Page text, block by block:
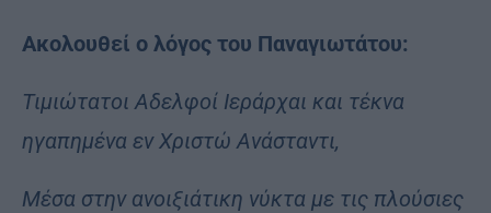
Ακολουθεί ο λόγος του Παναγιωτάτου:
Τιμιώτατοι Αδελφοί Ιεράρχαι και τέκνα
ηγαπημένα εν Χριστώ Ανάσταντι,
Μέσα στην ανοιξιάτικη νύκτα με τις πλούσιες